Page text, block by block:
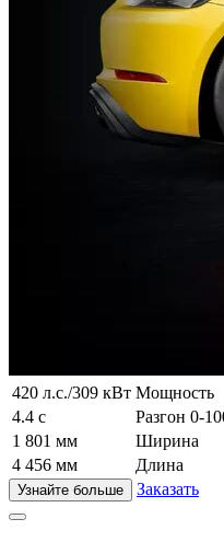
420 л.с./309 кВт Мощность
4.4 с
Разгон 0-
1 801 мм
Ширина
4 456 мм
Длина
Узнайте больше Заказать